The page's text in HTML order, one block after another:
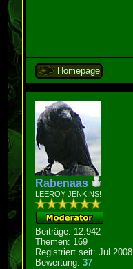
Homepage
Rabenaas
LEEROY JENKINS!
Beiträge: 12.942
Themen: 169
Registriert seit: Jul 2008
Bewertung:37